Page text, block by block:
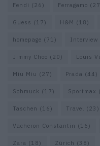
Fendi (26) Ferragamo
Guess (17) H&M (18)
homepage (71) Interview
Jimmy Choo (20) Louis
Miu Miu (27) Prada (44)
Schmuck (17) Sportmax
Taschen (16) Travel (23)
Vacheron Constantin (16)
Zara (18) Zürich (38)